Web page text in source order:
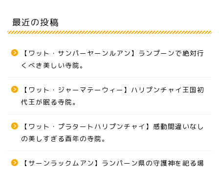
最近の投稿
【ワット・サンパーヤーンルアン】ランプーンで絶対行
くべき美しい寺院。
【ワット・ジャーマテーウィー】ハリプンチャイ王国初
代王が眠る寺院。
【ワット・プラタートハリプンチャイ】感動間違いなし
の美しすぎる酉年の寺院。
【サーンラックムアン】ランパーン県の守護神を祀る場